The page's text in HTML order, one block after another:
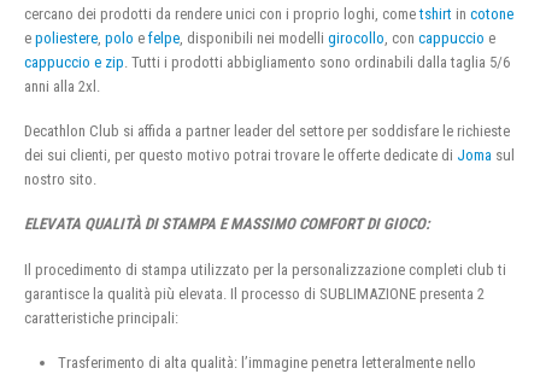
cercano dei prodotti da rendere unici con i proprio loghi, cometshirt in cotone
e poliestere polo e felpe , disponibili nei modelli girocollo , con cappuccio e
cappuccio e zip . Tutti i prodotti abbigliamento sono ordinabili dalla taglia 5/6
anni alla 2xl.
Decathlon Club si affida a partner leader del settore per soddisfare le richieste
dei sui clienti, per questo motivo potrai trovare le offerte dedicate di Joma sul
nostro sito.
ELEVATA QUALITÀ DI STAMPA E MASSIMO COMFORT DI GIOCO:
Il procedimento di stampa utilizzato per la personalizzazione completi club ti
garantisce la qualità più elevata. Il processo di SUBLIMAZIONE presenta 2
caratteristiche principali:
Trasferimento di alta qualità: l’immagine penetra letteralmente nello